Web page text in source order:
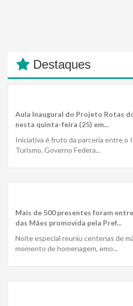
Destaques
Aula Inaugural do Projeto Rotas
nesta quinta-feira (25) em...
Iniciativa é fruto da parceria entre o
Turismo, Governo Federa...
Mais de 500 presentes foram
das Mães promovida pela Pref...
Noite especial reuniu centenas de
momento de homenagem, emo...